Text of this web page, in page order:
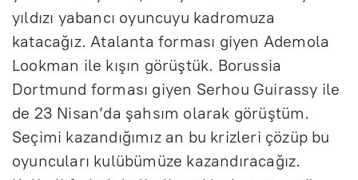
yıldızı yabancı oyuncuyu kadromuza
katacağız. Atalanta forması giyen Ademola
Lookman ile kışın görüştük. Borussia
Dortmund forması giyen Serhou Guirassy ile
de 23 Nisan’da şahsım olarak görüştüm.
Seçimi kazandığımız an bu krizleri çözüp bu
oyuncuları kulübümüze kazandıracağız.